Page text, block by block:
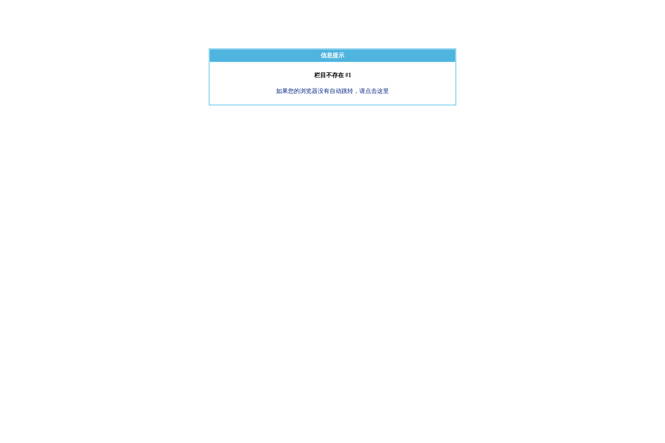
信息提示
栏目不存在 #1
如果您的浏览器没有自动跳转，请点击这里